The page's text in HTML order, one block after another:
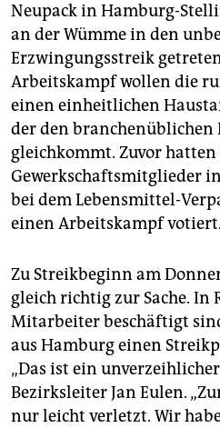
genossenschaft
epaper login
Neupack in Hamburg-
an der Wümme in den
Erzwingungsstreik
Arbeitskampf wollen die
einen einheitlichen
der den branchenüblichen
gleichkommt. Zuvor hatten
Gewerkschaftsmitglieder
bei dem Lebensmittel-
einen Arbeitskampf votiert.
Zu Streikbeginn am
gleich richtig zur Sache. In
Mitarbeiter beschäftigt
aus Hamburg einen
„Das ist ein unverzeihlicher
Bezirksleiter Jan Eulen.
nur leicht verletzt. Wir